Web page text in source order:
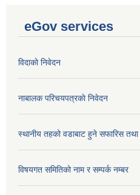
eGov services
विदाको निवेदन
नाबालक परिचयपत्रकाे निवेदन
स्थानीय तहको वडाबाट हुने सफारिस तथा
विषयगत समितिको नाम र सम्पर्क नम्बर